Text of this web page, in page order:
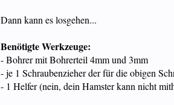
Dann kann es losgehen...
Benötigte Werkzeuge:
- Bohrer mit Bohrerteil 4mm und 3mm
- je 1 Schraubenzieher der für die obigen
- 1 Helfer (nein, dein Hamster kann nicht